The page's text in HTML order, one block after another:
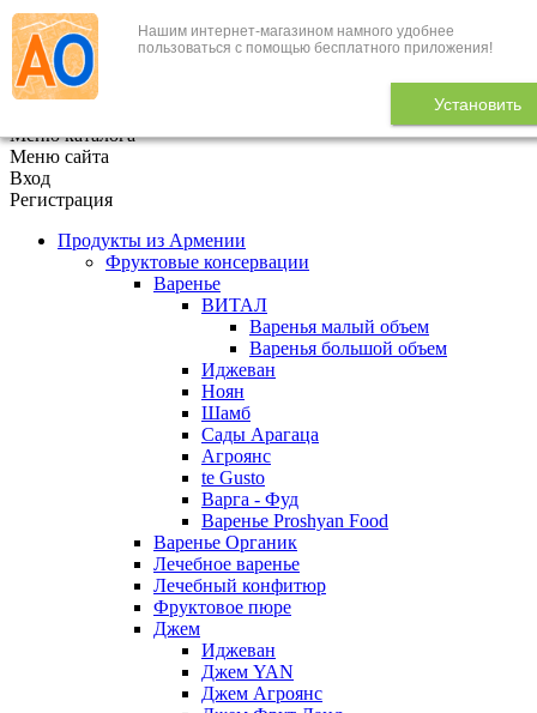
Нашим интернет-магазином намного удобнее
пользоваться с помощью бесплатного приложения!
Установить
+7 (495) 646-888-1
В корзине 0
Меню каталога
Меню сайта
Вход
Регистрация
Продукты из Армении
Фруктовые консервации
Варенье
ВИТАЛ
Варенья малый объем
Варенья большой объем
Иджеван
Ноян
Шамб
Сады Арагаца
Агроянс
te Gusto
Варга - Фуд
Варенье Proshyan Food
Варенье Органик
Лечебное варенье
Лечебный конфитюр
Фруктовое пюре
Джем
Иджеван
Джем YAN
Джем Агроянс